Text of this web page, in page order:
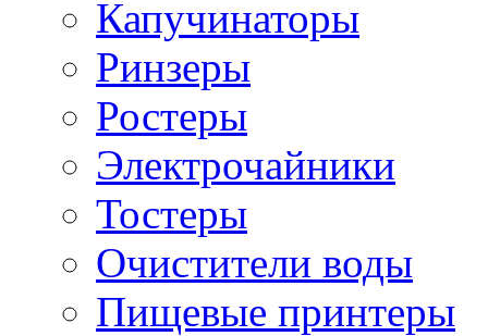
Капучинаторы
Ринзеры
Ростеры
Электрочайники
Тостеры
Очистители воды
Пищевые принтеры